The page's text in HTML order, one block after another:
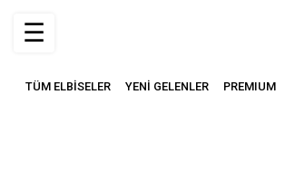
TÜM ELBİSELER YENİ GELENLER PREMIUM
☰